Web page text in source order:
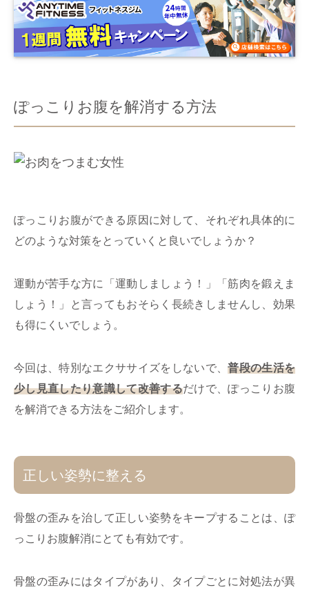
ぽっこりお腹を解消する方法
ぽっこりお腹ができる原因に対して、それぞれ具体的に
どのような対策をとっていくと良いでしょうか？
運動が苦手な方に「運動しましょう！」「筋肉を鍛えま
しょう！」と言ってもおそらく長続きしませんし、効果
も得にくいでしょう。
今回は、特別なエクササイズをしないで、普段の生活を
少し見直したり意識して改善するだけで、ぽっこりお腹
を解消できる方法をご紹介します。
正しい姿勢に整える
骨盤の歪みを治して正しい姿勢をキープすることは、ぽ
っこりお腹解消にとても有効です。
骨盤の歪みにはタイプがあり、タイプごとに対処法が異